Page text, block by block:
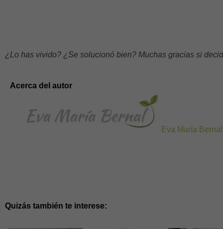
¿Lo has vivido? ¿Se solucionó bien? Muchas gracias si
Acerca del autor
Eva María Bernal
Quizás también te interese: